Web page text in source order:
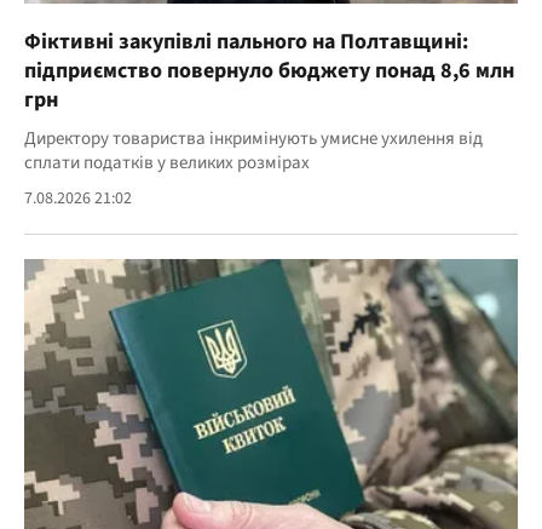
Фіктивні закупівлі пального на Полтавщині:
підприємство повернуло бюджету понад 8,6 млн
грн
Директору товариства інкримінують умисне ухилення від
сплати податків у великих розмірах
7.08.2026 21:02